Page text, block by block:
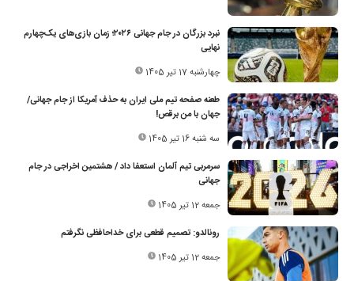
نبرد بزرگان در جام جهانی ۲۰۲۶؛ زمان بازی‌های یک‌چهارم
نهایی
چهارشنبه 17 تیر 1405
طعنه صفحه تیم‌ ملی ایران به حذف آمریکا از جام جهانی/
جهان با من برقص!
سه شنبه 16 تیر 1405
سرمربی تیم آلمان استعفا داد / هشتمین اخراجی در جام
جهانی
جمعه 12 تیر 1405
رونالدو: تصمیم قطعی برای خداحافظی نگرفتم
جمعه 12 تیر 1405